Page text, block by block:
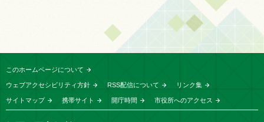
このホームページについて
ウェブアクセシビリティ方針 RSS配信について リンク集
サイトマップ 携帯サイト 開庁時間 市役所へのアクセス